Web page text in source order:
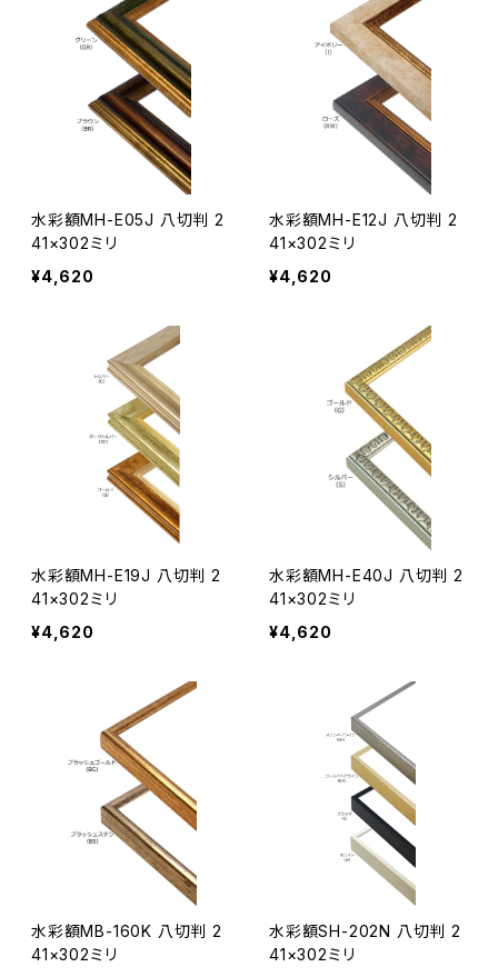
水彩額MH-E05J 八切判 2
41×302ミリ
¥4,620
水彩額MH-E12J 八切判 2
41×302ミリ
¥4,620
水彩額MH-E19J 八切判 2
41×302ミリ
¥4,620
水彩額MH-E40J 八切判 2
41×302ミリ
¥4,620
水彩額MB-160K 八切判 2
41×302ミリ
水彩額SH-202N 八切判 2
41×302ミリ